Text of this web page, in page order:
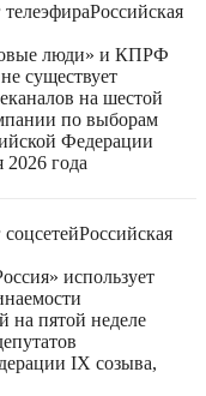
Российская
люди» и КПРФ
существует
на шестой
по выборам
Федерации
2026 года
Российская
использует
на пятой неделе
IX созыва,